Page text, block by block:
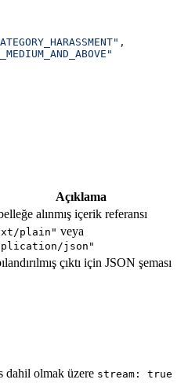
,
Açıklama
alınmış içerik referansı
plain" veya
json"
çıktı için JSON şeması
dahil olmak üzere stream: true